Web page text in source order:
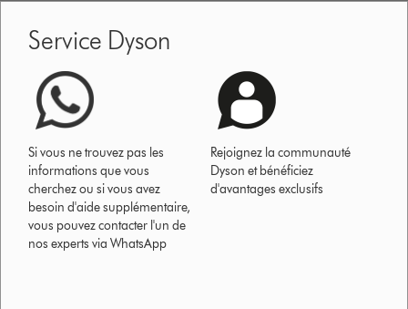
Service Dyson
Si vous ne trouvez pas les
informations que vous
cherchez ou si vous avez
besoin d'aide supplémentaire,
vous pouvez contacter l'un de
nos experts via WhatsApp
Rejoignez la communauté
Dyson et bénéficiez
d'avantages exclusifs